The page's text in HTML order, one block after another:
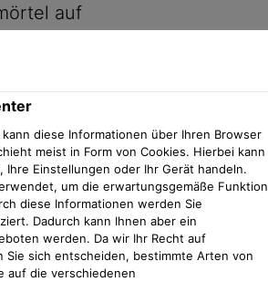
auf
diese Informationen über Ihren Browser
meist in Form von Cookies. Hierbei kann
Einstellungen oder Ihr Gerät handeln.
um die erwartungsgemäße Funktion
diese Informationen werden Sie
Dadurch kann Ihnen aber ein
werden. Da wir Ihr Recht auf
sich entscheiden, bestimmte Arten von
auf die verschiedenen